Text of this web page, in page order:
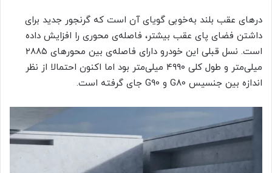
درهای عقب بلند به‌خوبی گویای آن است که گرنجور جدید برای
داشتن فضای پای عقب بیشتر، فاصله‌ی محوری را افزایش داده
است. نسل قبلی این خودرو دارای فاصله‌ی بین محورهای ۲۸۸۵
میلی‌متر و طول کلی ۴۹۹۰ میلی‌متر بود اما اکنون احتمالا از نظر
اندازه بین جنسیس G80 و G90 جای گرفته است.